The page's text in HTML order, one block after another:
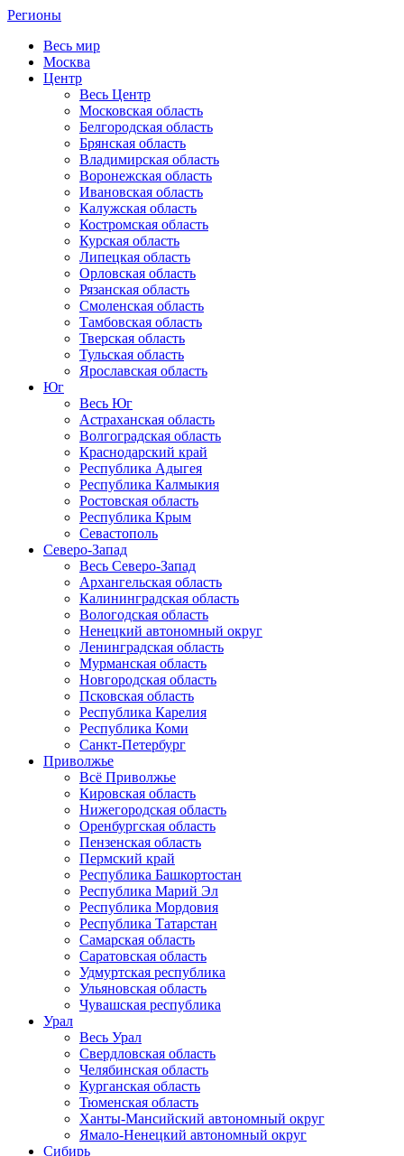
Регионы
Весь мир
Москва
Центр
Весь Центр
Московская область
Белгородская область
Брянская область
Владимирская область
Воронежская область
Ивановская область
Калужская область
Костромская область
Курская область
Липецкая область
Орловская область
Рязанская область
Смоленская область
Тамбовская область
Тверская область
Тульская область
Ярославская область
Юг
Весь Юг
Астраханская область
Волгоградская область
Краснодарский край
Республика Адыгея
Республика Калмыкия
Ростовская область
Республика Крым
Севастополь
Северо-Запад
Весь Северо-Запад
Архангельская область
Калининградская область
Вологодская область
Ненецкий автономный округ
Ленинградская область
Мурманская область
Новгородская область
Псковская область
Республика Карелия
Республика Коми
Санкт-Петербург
Приволжье
Всё Приволжье
Кировская область
Нижегородская область
Оренбургская область
Пензенская область
Пермский край
Республика Башкортостан
Республика Марий Эл
Республика Мордовия
Республика Татарстан
Самарская область
Саратовская область
Удмуртская республика
Ульяновская область
Чувашская республика
Урал
Весь Урал
Свердловская область
Челябинская область
Курганская область
Тюменская область
Ханты-Мансийский автономный округ
Ямало-Ненецкий автономный округ
Сибирь